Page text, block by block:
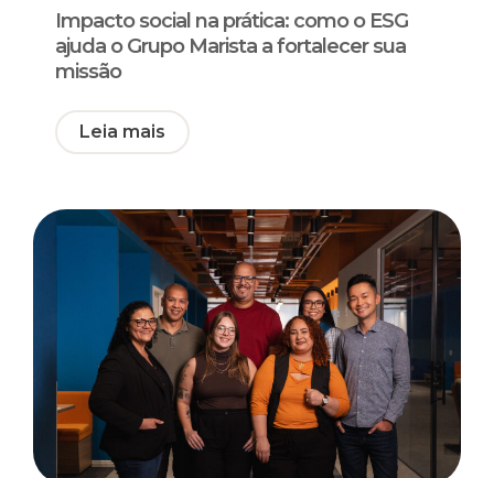
Impacto social na prática: como o ESG
ajuda o Grupo Marista a fortalecer sua
missão
Leia mais